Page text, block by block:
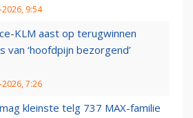
2026, 9:54
KLM aast op terugwinnen
van ‘hoofdpijn bezorgend’
2026, 7:26
kleinste telg 737 MAX-familie